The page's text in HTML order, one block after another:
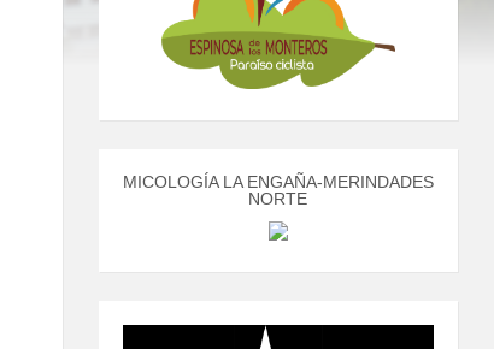
MICOLOGÍA LA ENGAÑA-MERINDADES
NORTE